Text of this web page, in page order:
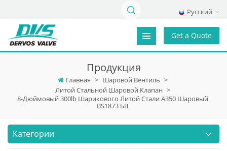
Русский
Get a Quote
Продукция
Главная > Шаровой Вентиль >
Литой Стальной Шаровой Клапан >
8-Дюймовый 300lb Шарикового Литой Стали А350 Шаровый
BS1873 БВ
Категории